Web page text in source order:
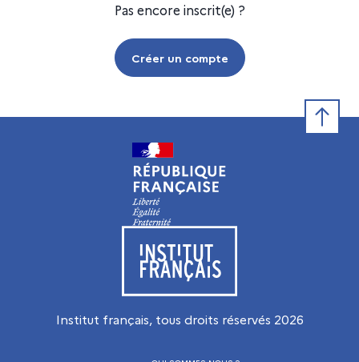
Pas encore inscrit(e) ?
Créer un compte
Visiter le site de l’Institut français
Institut français, tous droits réservés 2026